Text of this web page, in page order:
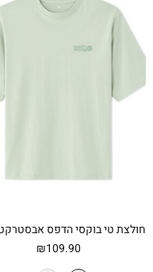
₪109.90